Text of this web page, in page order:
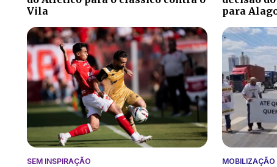
Vila
para
SEM INSPIRAÇÃO MOBILIZAÇÃO